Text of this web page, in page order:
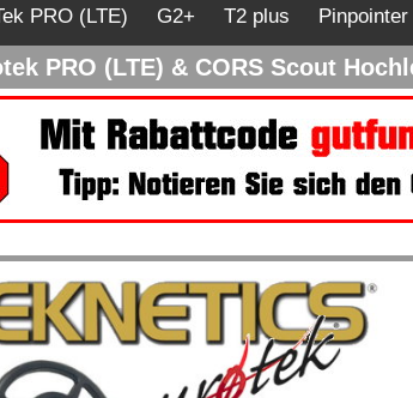
PRO (LTE) G2+ T2 plus Pinpointer
PRO (LTE) & CORS Scout